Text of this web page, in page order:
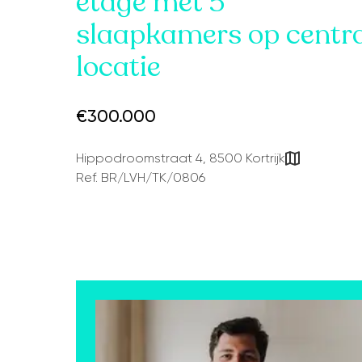
slaapkamers op
locatie
€300.000
Hippodroomstraat 4, 8500 Kortrijk
Ref. BR/LVH/TK/0806